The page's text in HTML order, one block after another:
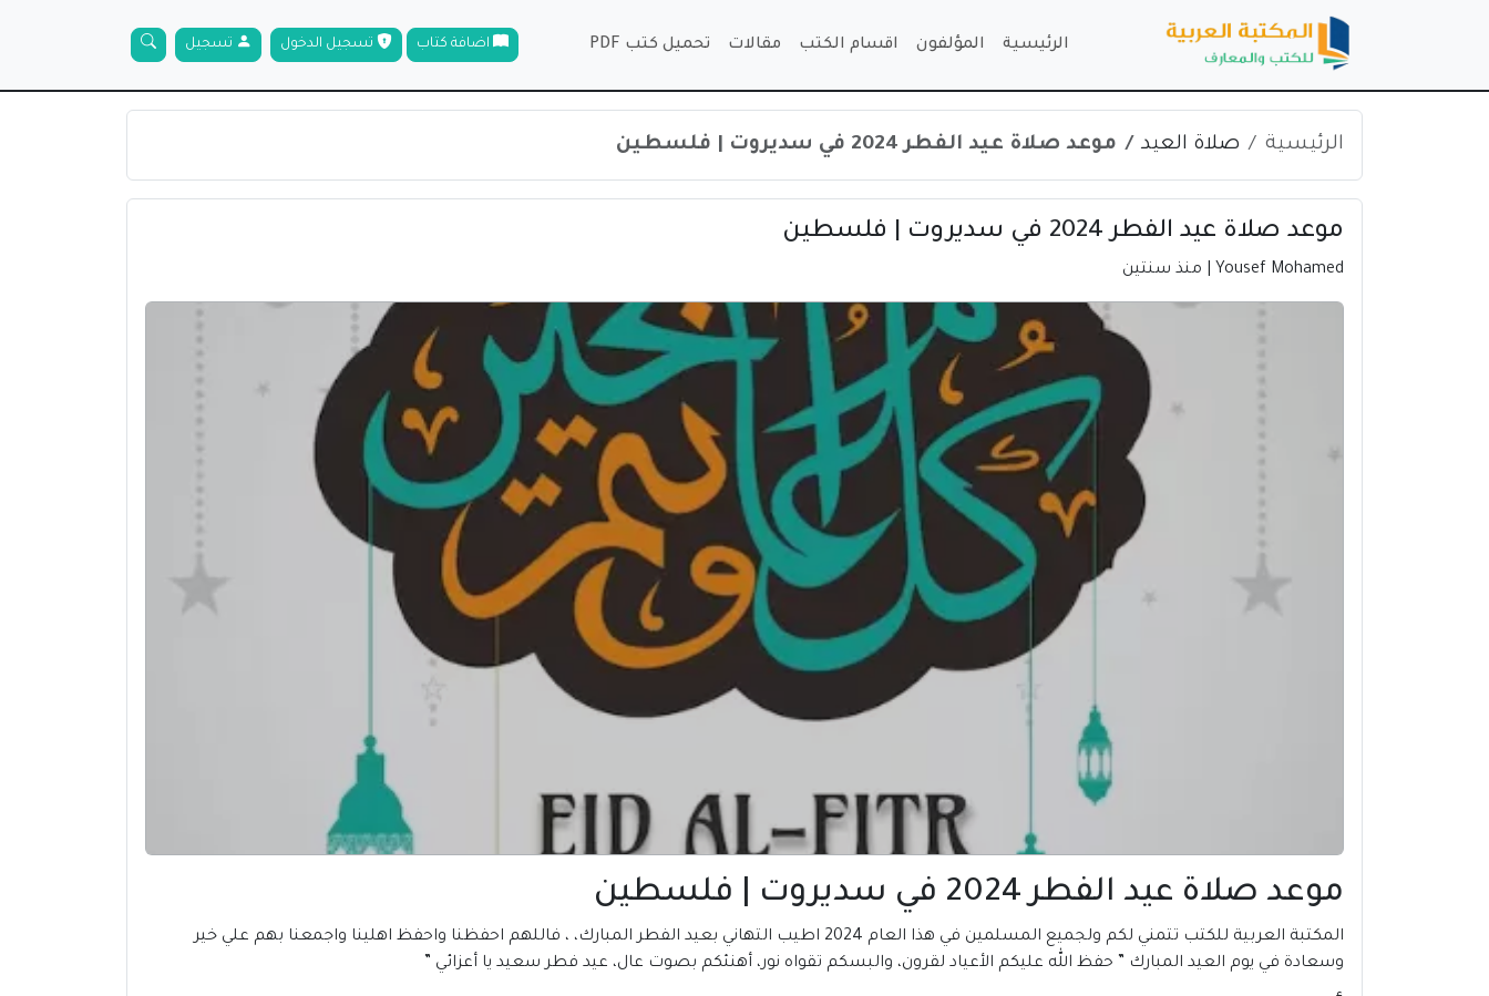
الرئيسية المؤلفون اقسام الكتب مقالات تحميل كتب PDF
الرئيسية صلاة العيد موعد صلاة عيد الفطر 2024 في سديروت | فلسطين
موعد صلاة عيد الفطر 2024 في سديروت | فلسطين
Yousef Mohamed | منذ سنتين
موعد صلاة عيد الفطر 2024 في سديروت | فلسطين
المكتبة العربية للكتب تتمني لكم ولجميع المسلمين في هذا العام 2024 اطيب التهاني بعيد الفطر المبارك، ، فاللهم احفظنا واحفظ اهلينا واجمعنا بهم علي خير
وسعادة في يوم العيد المبارك ” حفظ الله عليكم الأعياد لقرون، والبسكم تقواه نور، أهنئكم بصوت عال، عيد فطر سعيد يا أعزائي ”